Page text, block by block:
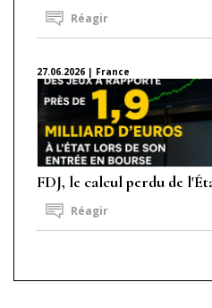
Réagir
27.06.2026 | France
FDJ, le calcul perdu de
Réagir